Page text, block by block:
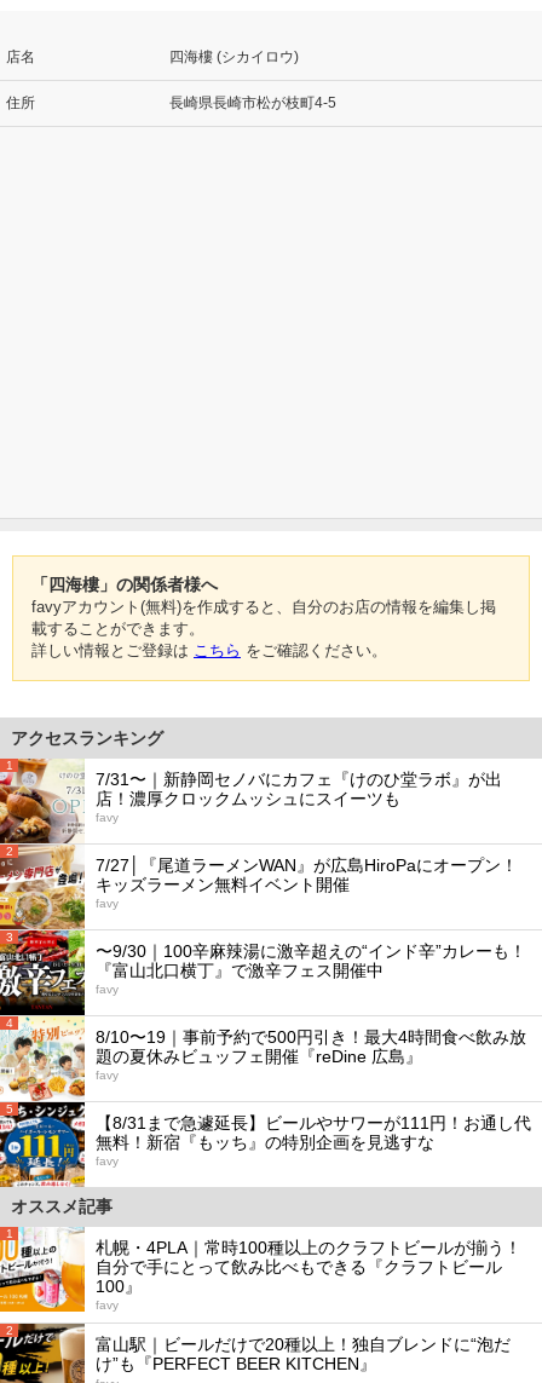
店名 四海樓 (シカイロウ)
住所 長崎県長崎市松が枝町4-5
「四海樓」の関係者様へ
favyアカウント(無料)を作成すると、自分のお店の情報を編集し掲
載することができます。
詳しい情報とご登録は こちら をご確認ください。
アクセスランキング
1
7/31〜｜新静岡セノバにカフェ『けのひ堂ラボ』が出
店！濃厚クロックムッシュにスイーツも
favy
2
7/27│『尾道ラーメンWAN』が広島HiroPaにオープン！
キッズラーメン無料イベント開催
favy
3
〜9/30｜100辛麻辣湯に激辛超えの“インド辛”カレーも！
『富山北口横丁』で激辛フェス開催中
favy
4
8/10〜19｜事前予約で500円引き！最大4時間食べ飲み放
題の夏休みビュッフェ開催『reDine 広島』
favy
5
【8/31まで急遽延長】ビールやサワーが111円！お通し代
無料！新宿『もッち』の特別企画を見逃すな
favy
オススメ記事
1
札幌・4PLA｜常時100種以上のクラフトビールが揃う！
自分で手にとって飲み比べもできる『クラフトビール
100』
favy
2
富山駅｜ビールだけで20種以上！独自ブレンドに“泡だ
け”も『PERFECT BEER KITCHEN』